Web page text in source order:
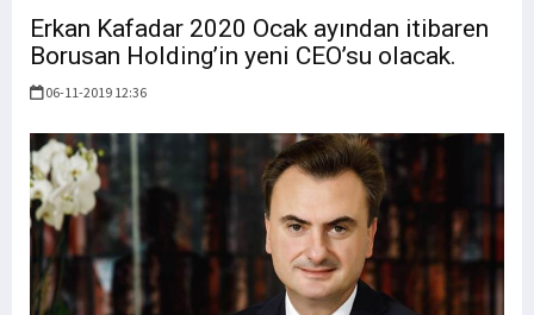
Erkan Kafadar 2020 Ocak ayından itibaren
Borusan Holding’in yeni CEO’su olacak.
06-11-2019 12:36